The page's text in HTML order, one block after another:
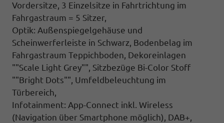
Vordersitze, 3 Einzelsitze in Fahrtrichtung im
Fahrgastraum = 5 Sitzer,
Optik: Außenspiegelgehäuse und
Scheinwerferleiste in Schwarz, Bodenbelag im
Fahrgastraum Teppichboden, Dekoreinlagen
""Scale Light Grey"", Sitzbezüge Bi-Color Stoff
""Bright Dots"", Umfeldbeleuchtung im
Türbereich,
Infotainment: App-Connect inkl. Wireless
(Navigation über Smartphone möglich), DAB+,